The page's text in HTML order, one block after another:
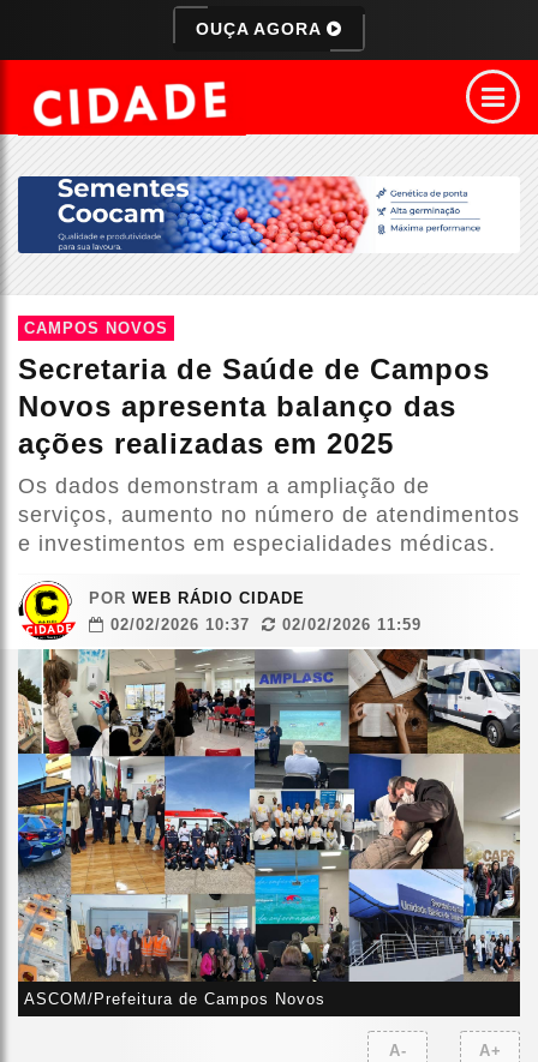
OUÇA AGORA
CAMPOS NOVOS
Secretaria de Saúde de Campos
Novos apresenta balanço das
ações realizadas em 2025
Os dados demonstram a ampliação de
serviços, aumento no número de atendimentos
e investimentos em especialidades médicas.
POR WEB RÁDIO CIDADE
02/02/2026 10:37
02/02/2026 11:59
ASCOM/Prefeitura de Campos Novos
A- A+